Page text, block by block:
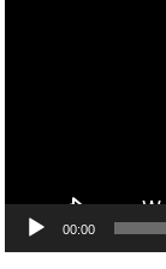
00:00